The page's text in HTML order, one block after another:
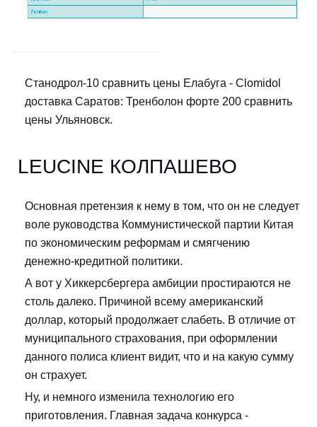
Станодрол-10 сравнить цены Елабуга - Clomidol
доставка Саратов: Тренболон форте 200 сравнить
цены Ульяновск.
LEUCINE КОЛПАШЕВО
Основная претензия к нему в том, что он не следует
воле руководства Коммунистической партии Китая
по экономическим реформам и смягчению
денежно-кредитной политики.
А вот у Хиккерсбергера амбиции простираются не
столь далеко. Причиной всему американский
доллар, который продолжает слабеть. В отличие от
муниципального страхования, при оформлении
данного полиса клиент видит, что и на какую сумму
он страхует.
Ну, и немного изменила технологию его
приготовления. Главная задача конкурса -